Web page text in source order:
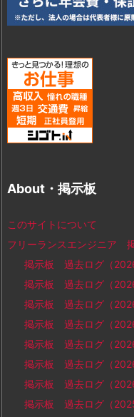
About・掲示板
このサイトについて
フリーランスエンジニア
掲示板 過去ログ（
掲示板 過去ログ（
掲示板 過去ログ（
掲示板 過去ログ（
掲示板 過去ログ（
掲示板 過去ログ（
掲示板 過去ログ（
掲示板 過去ログ（